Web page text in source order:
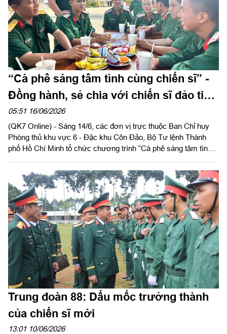
“Cà phê sáng tâm tình cùng chiến sĩ” -
Đồng hành, sẻ chia với chiến sĩ đảo tiền
tiêu
05:51 16/06/2026
(QK7 Online) - Sáng 14/6, các đơn vị trực thuộc Ban Chỉ huy
Phòng thủ khu vực 6 - Đặc khu Côn Đảo, Bộ Tư lệnh Thành
phố Hồ Chí Minh tổ chức chương trình “Cà phê sáng tâm tình
khi đơn vị tiếp nhận hơn 100 chiến sĩ hoàn thành 3 tháng huấn
luyện chiến sĩ mới về nhận nhiệm vụ tại Côn Đảo.
Trung đoàn 88: Dấu mốc trưởng thành
của chiến sĩ mới
13:01 10/06/2026